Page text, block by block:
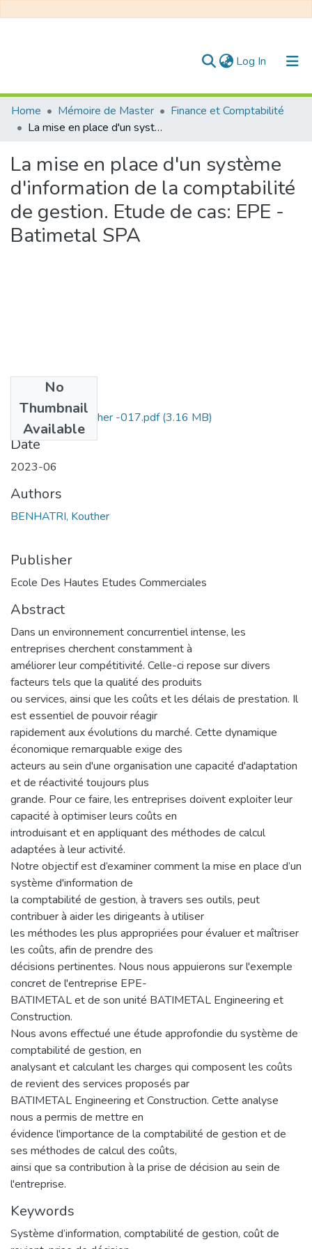
Log In (current)
Communities & Collections
All of DSpace
Statistics
Home Mémoire de Master
Finance et Comptabilité
La mise en place d'un système d'information de la comptabilité de gestion. Etude de cas: EPE - Batimetal SPA
La mise en place d'un système
d'information de la comptabilité
de gestion. Etude de cas: EPE -
Batimetal SPA
No
Thumbnail
Available
BENHATRI Kaouther -017.pdf(3.16 MB)
Date
2023-06
Authors
BENHATRI, Kouther
Publisher
Ecole Des Hautes Etudes Commerciales
Abstract
Dans un environnement concurrentiel intense, les
entreprises cherchent constamment à
améliorer leur compétitivité. Celle-ci repose sur divers
facteurs tels que la qualité des produits
ou services, ainsi que les coûts et les délais de prestation. Il
est essentiel de pouvoir réagir
rapidement aux évolutions du marché. Cette dynamique
économique remarquable exige des
acteurs au sein d'une organisation une capacité d'adaptation
et de réactivité toujours plus
grande. Pour ce faire, les entreprises doivent exploiter leur
capacité à optimiser leurs coûts en
introduisant et en appliquant des méthodes de calcul
adaptées à leur activité.
Notre objectif est d’examiner comment la mise en place d’un
système d'information de
la comptabilité de gestion, à travers ses outils, peut
contribuer à aider les dirigeants à utiliser
les méthodes les plus appropriées pour évaluer et maîtriser
les coûts, afin de prendre des
décisions pertinentes. Nous nous appuierons sur l'exemple
concret de l'entreprise EPE-
BATIMETAL et de son unité BATIMETAL Engineering et
Construction.
Nous avons effectué une étude approfondie du système de
comptabilité de gestion, en
analysant et calculant les charges qui composent les coûts
de revient des services proposés par
BATIMETAL Engineering et Construction. Cette analyse
nous a permis de mettre en
évidence l'importance de la comptabilité de gestion et de
ses méthodes de calcul des coûts,
ainsi que sa contribution à la prise de décision au sein de
l'entreprise.
Keywords
Système d’information, comptabilité de gestion, coût de